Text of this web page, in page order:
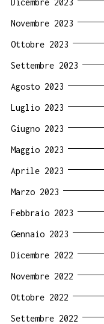
Novembre 2023
Ottobre 2023
Settembre 2023
Agosto 2023
Luglio 2023
Giugno 2023
Maggio 2023
Aprile 2023
Marzo 2023
Febbraio 2023
Gennaio 2023
Dicembre 2022
Novembre 2022
Ottobre 2022
Settembre 2022